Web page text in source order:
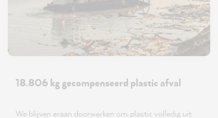
18.806 kg gecompenseerd plastic afval
We blijven eraan doorwerken om plastic volledig uit